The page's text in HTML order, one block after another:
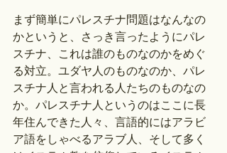
まず簡単にパレスチナ問題はなんなの
かというと、さっき言ったようにパレ
スチナ、これは誰のものなのかをめぐ
る対立。ユダヤ人のものなのか、パレ
スチナ人と言われる人たちのものなの
か。パレスチナ人というのはここに長
年住んできた人々、言語的にはアラビ
ア語をしゃべるアラブ人、そして多く